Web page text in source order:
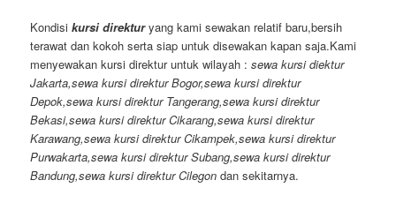
Kondisikursi direkturyang kami sewakan relatif baru,bersih
terawat dan kokoh serta siap untuk disewakan kapan saja.Kami
menyewakan kursi direktur untuk wilayah :sewa kursi diektur
Jakarta,sewa kursi direktur Bogor,sewa kursi direktur
Depok,sewa kursi direktur Tangerang,sewa kursi direktur
Bekasi,sewa kursi direktur Cikarang,sewa kursi direktur
Karawang,sewa kursi direktur Cikampek,sewa kursi direktur
Purwakarta,sewa kursi direktur Subang,sewa kursi direktur
Bandung,sewa kursi direktur Cilegon dan sekitarnya.